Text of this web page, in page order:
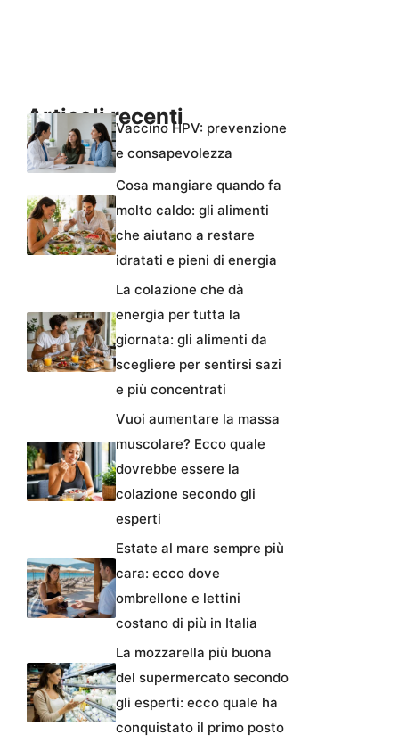
Articoli recentiVaccino HPV: prevenzione
e consapevolezza
Cosa mangiare quando fa
molto caldo: gli alimenti
che aiutano a restare
idratati e pieni di energia
La colazione che dà
energia per tutta la
giornata: gli alimenti da
scegliere per sentirsi sazi
e più concentrati
Vuoi aumentare la massa
muscolare? Ecco quale
dovrebbe essere la
colazione secondo gli
esperti
Estate al mare sempre più
cara: ecco dove
ombrellone e lettini
costano di più in Italia
La mozzarella più buona
del supermercato secondo
gli esperti: ecco quale ha
conquistato il primo posto